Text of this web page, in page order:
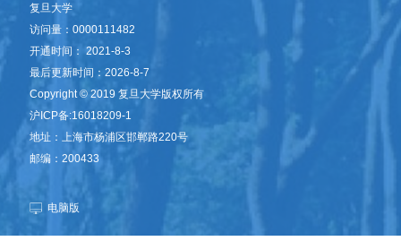
复旦大学
访问量：0000111482
开通时间：2021-8-3
最后更新时间：2026-8-7
​Copyright © 2019 复旦大学版权所有
沪ICP备:16018209-1
地址：上海市杨浦区邯郸路220号
邮编：200433
电脑版